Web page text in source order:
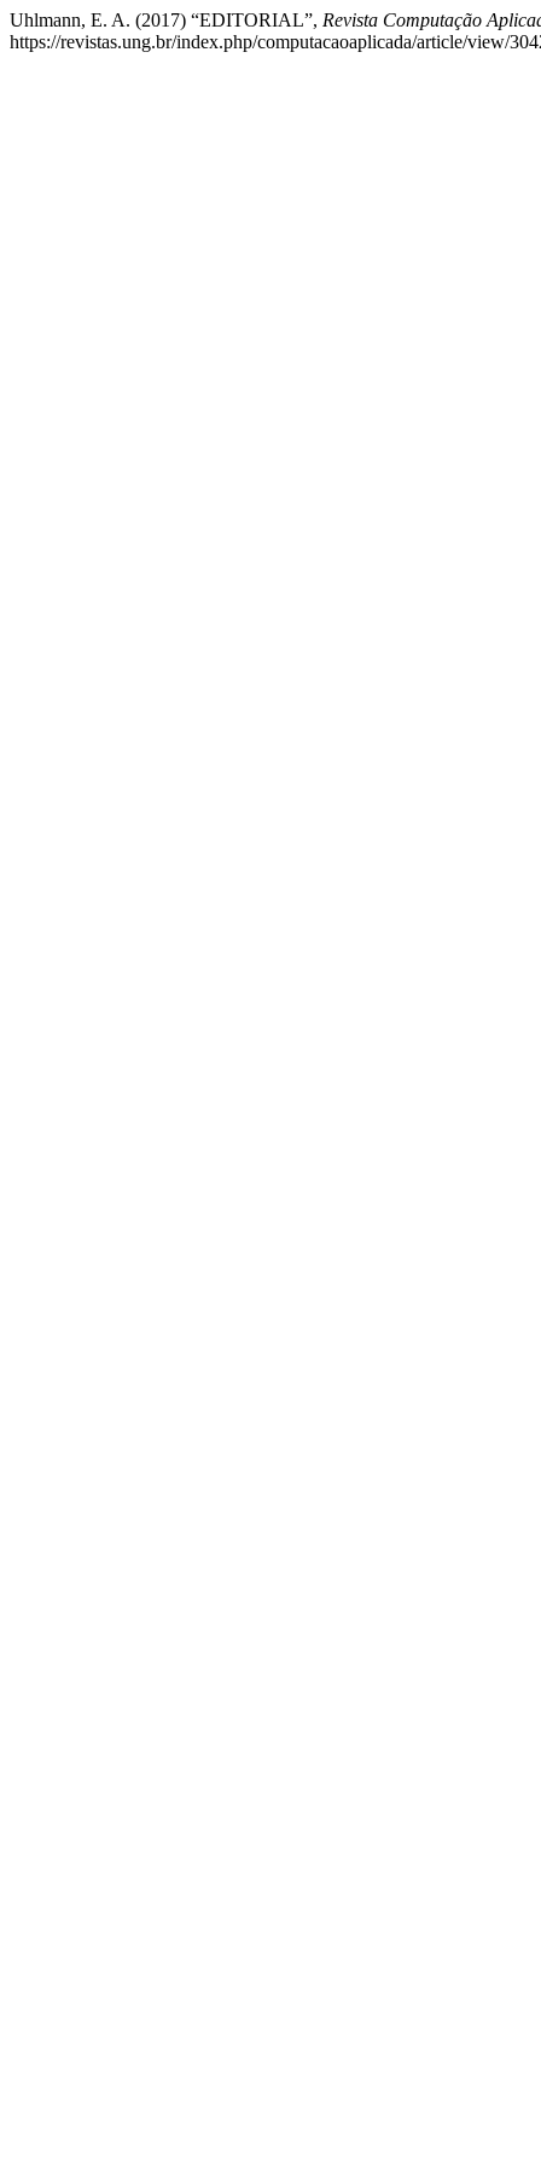
Uhlmann, E. A. (2017) “EDITORIAL”, Revista Computação
https://revistas.ung.br/index.php/computacaoaplicada/article/view/